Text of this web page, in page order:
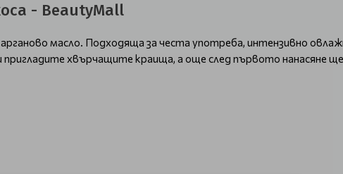
- BeautyMall
масло. Подходяща за честа употреба, интензивно
хвърчащите краища, а още след първото нанасяне